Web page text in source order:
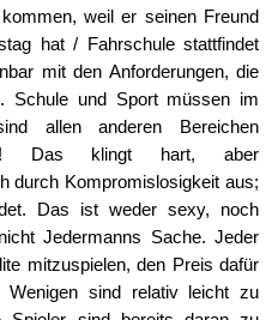
weil er seinen Freund
hat / Fahrschule stattfindet
mit den Anforderungen, die
Schule und Sport müssen im
allen anderen Bereichen
Das klingt hart, aber
durch Kompromislosigkeit aus;
Das ist weder sexy, noch
Jedermanns Sache. Jeder
mitzuspielen, den Preis dafür
Wenigen sind relativ leicht zu